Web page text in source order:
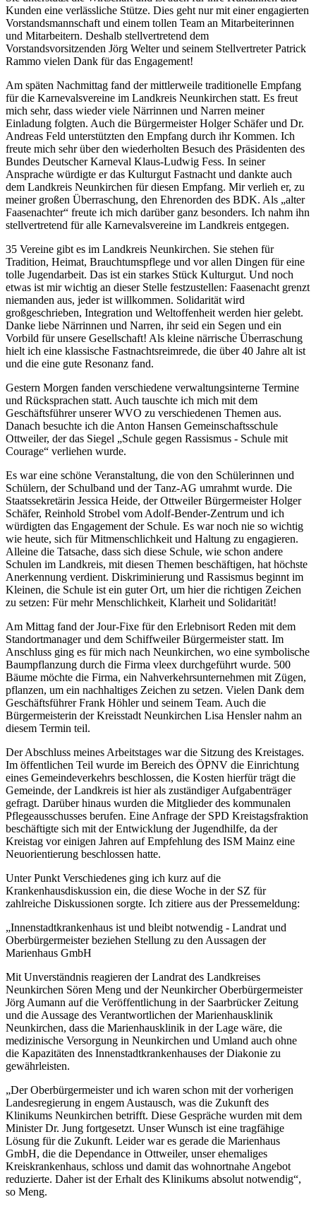
Kunden eine verlässliche Stütze. Dies geht nur mit einer engagierten
Vorstandsmannschaft und einem tollen Team an Mitarbeiterinnen
und Mitarbeitern. Deshalb stellvertretend dem
Vorstandsvorsitzenden Jörg Welter und seinem Stellvertreter Patrick
Rammo vielen Dank für das Engagement!
Am späten Nachmittag fand der mittlerweile traditionelle Empfang
für die Karnevalsvereine im Landkreis Neunkirchen statt. Es freut
mich sehr, dass wieder viele Närrinnen und Narren meiner
Einladung folgten. Auch die Bürgermeister Holger Schäfer und Dr.
Andreas Feld unterstützten den Empfang durch ihr Kommen. Ich
freute mich sehr über den wiederholten Besuch des Präsidenten des
Bundes Deutscher Karneval Klaus-Ludwig Fess. In seiner
Ansprache würdigte er das Kulturgut Fastnacht und dankte auch
dem Landkreis Neunkirchen für diesen Empfang. Mir verlieh er, zu
meiner großen Überraschung, den Ehrenorden des BDK. Als „alter
Faasenachter“ freute ich mich darüber ganz besonders. Ich nahm ihn
stellvertretend für alle Karnevalsvereine im Landkreis entgegen.
35 Vereine gibt es im Landkreis Neunkirchen. Sie stehen für
Tradition, Heimat, Brauchtumspflege und vor allen Dingen für eine
tolle Jugendarbeit. Das ist ein starkes Stück Kulturgut. Und noch
etwas ist mir wichtig an dieser Stelle festzustellen: Faasenacht grenzt
niemanden aus, jeder ist willkommen. Solidarität wird
großgeschrieben, Integration und Weltoffenheit werden hier gelebt.
Danke liebe Närrinnen und Narren, ihr seid ein Segen und ein
Vorbild für unsere Gesellschaft! Als kleine närrische Überraschung
hielt ich eine klassische Fastnachtsreimrede, die über 40 Jahre alt ist
und die eine gute Resonanz fand.
Gestern Morgen fanden verschiedene verwaltungsinterne Termine
und Rücksprachen statt. Auch tauschte ich mich mit dem
Geschäftsführer unserer WVO zu verschiedenen Themen aus.
Danach besuchte ich die Anton Hansen Gemeinschaftsschule
Ottweiler, der das Siegel „Schule gegen Rassismus - Schule mit
Courage“ verliehen wurde.
Es war eine schöne Veranstaltung, die von den Schülerinnen und
Schülern, der Schulband und der Tanz-AG umrahmt wurde. Die
Staatssekretärin Jessica Heide, der Ottweiler Bürgermeister Holger
Schäfer, Reinhold Strobel vom Adolf-Bender-Zentrum und ich
würdigten das Engagement der Schule. Es war noch nie so wichtig
wie heute, sich für Mitmenschlichkeit und Haltung zu engagieren.
Alleine die Tatsache, dass sich diese Schule, wie schon andere
Schulen im Landkreis, mit diesen Themen beschäftigen, hat höchste
Anerkennung verdient. Diskriminierung und Rassismus beginnt im
Kleinen, die Schule ist ein guter Ort, um hier die richtigen Zeichen
zu setzen: Für mehr Menschlichkeit, Klarheit und Solidarität!
Am Mittag fand der Jour-Fixe für den Erlebnisort Reden mit dem
Standortmanager und dem Schiffweiler Bürgermeister statt. Im
Anschluss ging es für mich nach Neunkirchen, wo eine symbolische
Baumpflanzung durch die Firma vleex durchgeführt wurde. 500
Bäume möchte die Firma, ein Nahverkehrsunternehmen mit Zügen,
pflanzen, um ein nachhaltiges Zeichen zu setzen. Vielen Dank dem
Geschäftsführer Frank Höhler und seinem Team. Auch die
Bürgermeisterin der Kreisstadt Neunkirchen Lisa Hensler nahm an
diesem Termin teil.
Der Abschluss meines Arbeitstages war die Sitzung des Kreistages.
Im öffentlichen Teil wurde im Bereich des ÖPNV die Einrichtung
eines Gemeindeverkehrs beschlossen, die Kosten hierfür trägt die
Gemeinde, der Landkreis ist hier als zuständiger Aufgabenträger
gefragt. Darüber hinaus wurden die Mitglieder des kommunalen
Pflegeausschusses berufen. Eine Anfrage der SPD Kreistagsfraktion
beschäftigte sich mit der Entwicklung der Jugendhilfe, da der
Kreistag vor einigen Jahren auf Empfehlung des ISM Mainz eine
Neuorientierung beschlossen hatte.
Unter Punkt Verschiedenes ging ich kurz auf die
Krankenhausdiskussion ein, die diese Woche in der SZ für
zahlreiche Diskussionen sorgte. Ich zitiere aus der Pressemeldung:
„Innenstadtkrankenhaus ist und bleibt notwendig - Landrat und
Oberbürgermeister beziehen Stellung zu den Aussagen der
Marienhaus GmbH
Mit Unverständnis reagieren der Landrat des Landkreises
Neunkirchen Sören Meng und der Neunkircher Oberbürgermeister
Jörg Aumann auf die Veröffentlichung in der Saarbrücker Zeitung
und die Aussage des Verantwortlichen der Marienhausklinik
Neunkirchen, dass die Marienhausklinik in der Lage wäre, die
medizinische Versorgung in Neunkirchen und Umland auch ohne
die Kapazitäten des Innenstadtkrankenhauses der Diakonie zu
gewährleisten.
„Der Oberbürgermeister und ich waren schon mit der vorherigen
Landesregierung in engem Austausch, was die Zukunft des
Klinikums Neunkirchen betrifft. Diese Gespräche wurden mit dem
Minister Dr. Jung fortgesetzt. Unser Wunsch ist eine tragfähige
Lösung für die Zukunft. Leider war es gerade die Marienhaus
GmbH, die die Dependance in Ottweiler, unser ehemaliges
Kreiskrankenhaus, schloss und damit das wohnortnahe Angebot
reduzierte. Daher ist der Erhalt des Klinikums absolut notwendig“,
so Meng.